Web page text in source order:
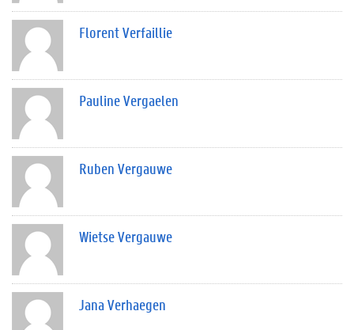
Florent Verfaillie
Pauline Vergaelen
Ruben Vergauwe
Wietse Vergauwe
Jana Verhaegen